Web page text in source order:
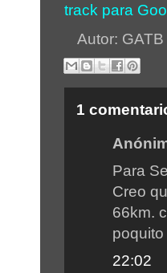
track para
Autor: GATB
1
Para
Creo
66km.
poquito
22:02